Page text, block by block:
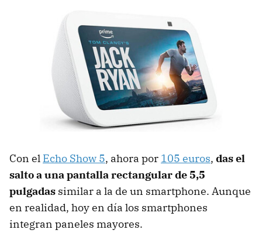
Con el Echo Show 5, ahora por 105 euros, das el
salto a una pantalla rectangular de 5,5
pulgadas similar a la de un smartphone. Aunque
en realidad, hoy en día los smartphones
integran paneles mayores.